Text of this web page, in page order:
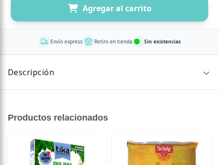
Agregar al carrito
Envío express Retiro en tienda Sin existencias
Descripción
girasol alto oleico y ZERO azúcares añadidos.
Productos relacionados